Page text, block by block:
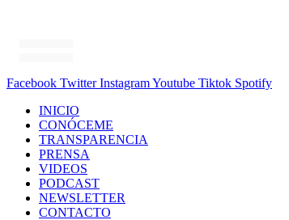
Facebook Twitter InstagramYoutube Tiktok Spotify
INICIO
CONÓCEME
TRANSPARENCIA
PRENSA
VIDEOS
PODCAST
NEWSLETTER
CONTACTO